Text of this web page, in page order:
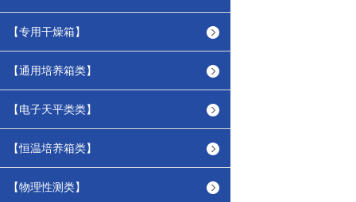
【专用干燥箱】
【通用培养箱类】
【电子天平类类】
【恒温培养箱类】
【物理性测类】